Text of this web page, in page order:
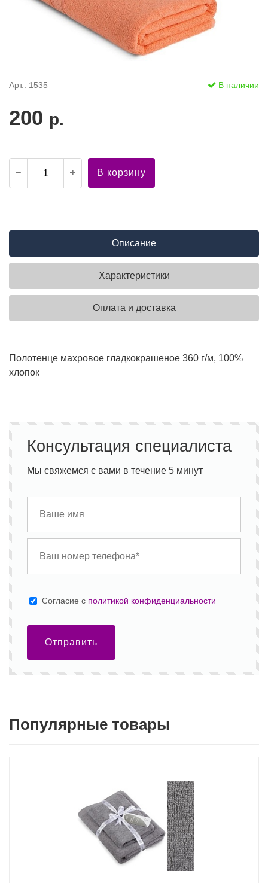
Арт.: 1535 В наличии
200 р.
В корзину
Описание
Характеристики
Оплата и доставка
Полотенце махровое гладкокрашеное 360 г/м, 100%
хлопок
Консультация специалиста
Мы свяжемся с вами в течение 5 минут
Cогласие с политикой конфиденциальности
Отправить
Популярные товары